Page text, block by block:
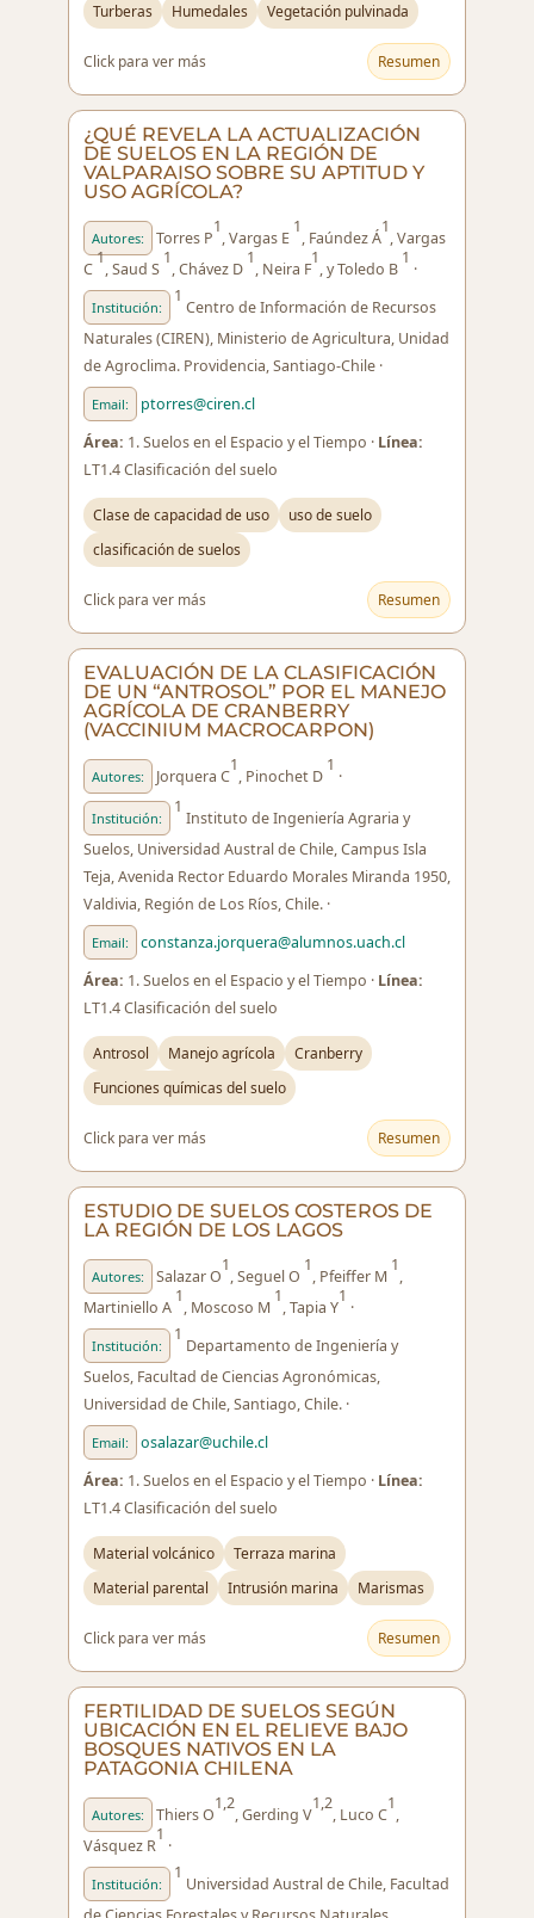
Turberas Humedales Vegetación pulvinada
Click para ver más Resumen
¿QUÉ REVELA LA ACTUALIZACIÓN
DE SUELOS EN LA REGIÓN DE
VALPARAISO SOBRE SU APTITUD Y
USO AGRÍCOLA?
Autores: Torres P
1
, Vargas E
1
, Faúndez Á
1
, Vargas
C
1
, Saud S
1
, Chávez D
1
, Neira F
1
, y Toledo B
1
·
Institución:
1
Centro de Información de Recursos
Naturales (CIREN), Ministerio de Agricultura, Unidad
de Agroclima. Providencia, Santiago-Chile ·
Email:
ptorres@ciren.cl
Área: 1. Suelos en el Espacio y el Tiempo · Línea:
LT1.4 Clasificación del suelo
Clase de capacidad de uso
uso de suelo
clasificación de suelos
Click para ver más Resumen
EVALUACIÓN DE LA CLASIFICACIÓN
DE UN “ANTROSOL” POR EL MANEJO
AGRÍCOLA DE CRANBERRY
(VACCINIUM MACROCARPON)
Autores: Jorquera C
1
, Pinochet D
1
·
Institución:
1
Instituto de Ingeniería Agraria y
Suelos, Universidad Austral de Chile, Campus Isla
Teja, Avenida Rector Eduardo Morales Miranda 1950,
Valdivia, Región de Los Ríos, Chile. ·
Email:
constanza.jorquera@alumnos.uach.cl
Área: 1. Suelos en el Espacio y el Tiempo · Línea:
LT1.4 Clasificación del suelo
Antrosol Manejo agrícola
Cranberry
Funciones químicas del suelo
Click para ver más Resumen
ESTUDIO DE SUELOS COSTEROS DE
LA REGIÓN DE LOS LAGOS
Autores: Salazar O
1
, Seguel O
1
, Pfeiffer M
1
,
Martiniello A
1
, Moscoso M
1
, Tapia Y
1
·
Institución:
1
Departamento de Ingeniería y
Suelos, Facultad de Ciencias Agronómicas,
Universidad de Chile, Santiago, Chile. ·
Email:
osalazar@uchile.cl
Área: 1. Suelos en el Espacio y el Tiempo · Línea:
LT1.4 Clasificación del suelo
Material volcánico
Terraza marina
Material parental
Intrusión marina Marismas
Click para ver más Resumen
FERTILIDAD DE SUELOS SEGÚN
UBICACIÓN EN EL RELIEVE BAJO
BOSQUES NATIVOS EN LA
PATAGONIA CHILENA
Autores: Thiers O
1,2
, Gerding V
1,2
, Luco C
1
,
Vásquez R
1
·
Institución:
1
Universidad Austral de Chile, Facultad